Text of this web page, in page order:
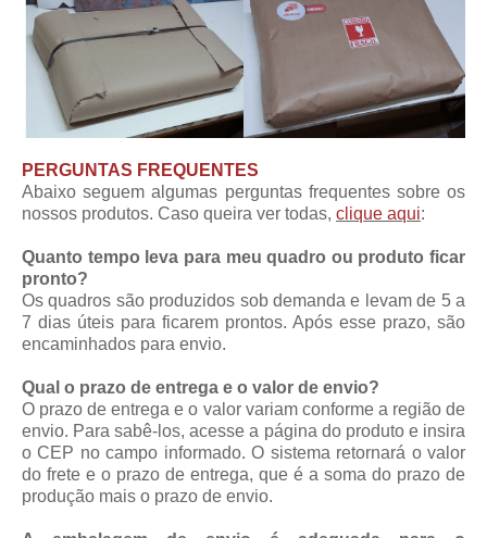
PERGUNTAS FREQUENTES
Abaixo seguem algumas perguntas frequentes sobre os
nossos produtos. Caso queira ver todas, clique aqui:
Quanto tempo leva para meu quadro ou produto ficar
pronto?
Os quadros são produzidos sob demanda e levam de 5 a
7 dias úteis para ficarem prontos. Após esse prazo, são
encaminhados para envio.
Qual o prazo de entrega e o valor de envio?
O prazo de entrega e o valor variam conforme a região de
envio. Para sabê-los, acesse a página do produto e insira
o CEP no campo informado. O sistema retornará o valor
do frete e o prazo de entrega, que é a soma do prazo de
produção mais o prazo de envio.